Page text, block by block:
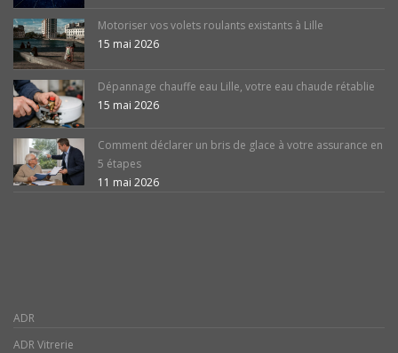
Motoriser vos volets roulants existants à Lille
15 mai 2026
Dépannage chauffe eau Lille, votre eau chaude rétablie
15 mai 2026
Comment déclarer un bris de glace à votre assurance en
5 étapes
11 mai 2026
ADR
ADR Vitrerie